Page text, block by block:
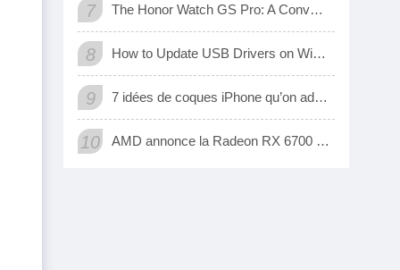
7 The Honor Watch GS Pro: A Convenient Digital Way To Track Your Exercise
8 How to Update USB Drivers on Windows 10 (Automatic and Manual)
9 7 idées de coques iPhone qu’on adore
10 AMD annonce la Radeon RX 6700 XT, sa nouvelle carte graphique pour jouer à fond en 1440p